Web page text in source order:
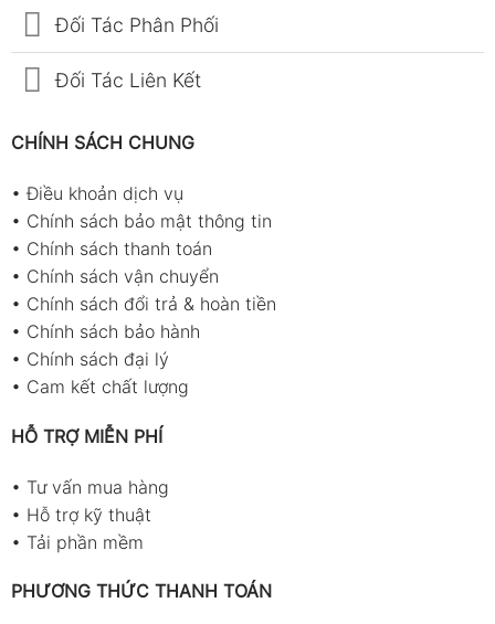
Đối Tác Phân Phối
Đối Tác Liên Kết
CHÍNH SÁCH CHUNG
•Điều khoản dịch vụ
• Chính sách bảo mật thông tin
• Chính sách thanh toán
• Chính sách vận chuyển
• Chính sách đổi trả & hoàn tiền
• Chính sách bảo hành
• Chính sách đại lý
• Cam kết chất lượng
HỖ TRỢ MIỄN PHÍ
• Tư vấn mua hàng
• Hỗ trợ kỹ thuật
• Tải phần mềm
PHƯƠNG THỨC THANH TOÁN